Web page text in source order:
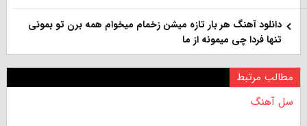
دانلود آهنگ هر بار تازه میشن زخمام میخوام همه برن تو بمونی
تنها فردا چی میمونه از ما
مطالب مرتبط
سل آهنگ